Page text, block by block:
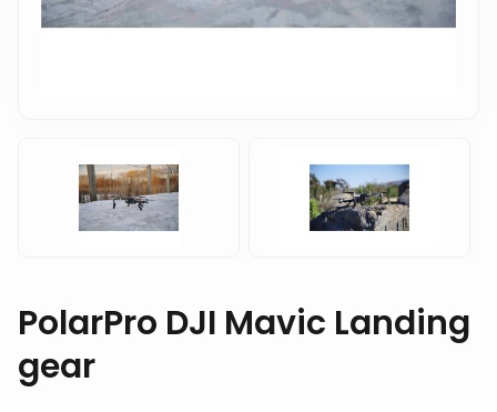
PolarPro DJI Mavic Landing
gear